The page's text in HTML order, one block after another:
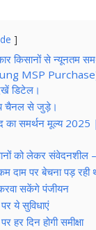
किसानों से न्यूनतम
MSP
डिटेल।
चैनल से जुड़े।
का समर्थन मूल्य
को लेकर संवेदनशील –
दाम पर बेचना पड़
सकेंगे पंजीयन
ये सुविधाएं
हर दिन होगी समीक्षा